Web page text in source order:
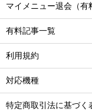
マイメニュー退会（有
有料記事一覧
利用規約
対応機種
特定商取引法に基づく